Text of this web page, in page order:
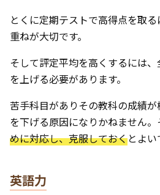
とくに定期テストで高得点を取
重ねが大切です。
そして評定平均を高くするには
を上げる必要があります。
苦手科目がありその教科の成績
を下げる原因になりかねません。
めに対応し、克服しておくとよい
英語力